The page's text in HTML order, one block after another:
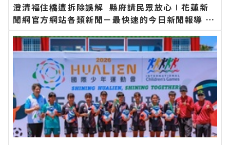
澄清福住橋遭拆除誤解 縣府請民眾放心∣花蓮新
聞網官方網站各類新聞－最快速的今日新聞報導 最
新的在地資訊！